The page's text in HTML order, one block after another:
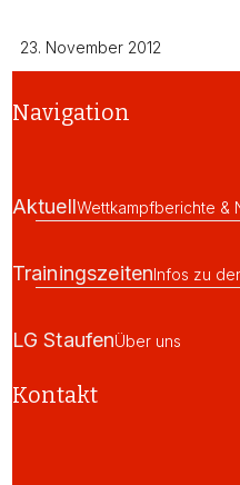
23. November 2012
Navigation
AktuellWettkampfberichte &
TrainingszeitenInfos zu
LG StaufenÜber uns
Kontakt